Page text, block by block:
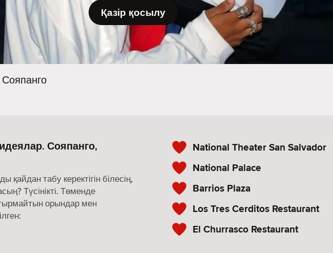
Қазір қосылу
Сояпанго
Сояпанго,
табу керектігін білесің,
Түсінікті. Төменде
орындар мен
National Theater San Salvador
National Palace
Barrios Plaza
Los Tres Cerditos Restaurant
El Churrasco Restaurant